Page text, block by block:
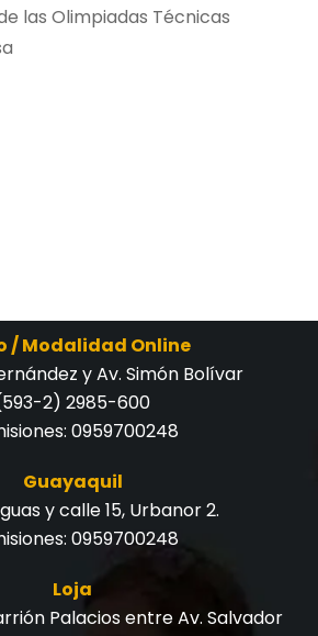
las Olimpiadas Técnicas
/ Modalidad Online
y Av. Simón Bolívar
2) 2985-600
0959700248
Guayaquil
y calle 15, Urbanor 2.
0959700248
Loja
Palacios entre Av. Salvador